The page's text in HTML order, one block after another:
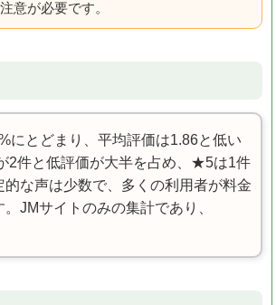
意が必要です。
にとどまり、平均評価は1.86と低い
件と低評価が大半を占め、★5は1件
な声は少数で、多くの利用者が料金
JMサイトのみの集計であり、